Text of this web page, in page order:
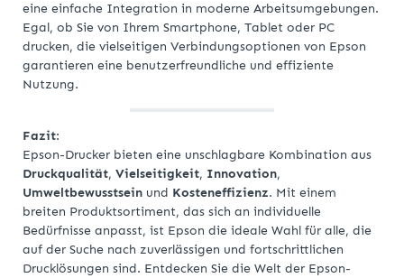
eine einfache Integration in moderne Arbeitsumgebungen.
Egal, ob Sie von Ihrem Smartphone, Tablet oder PC
drucken, die vielseitigen Verbindungsoptionen von Epson
garantieren eine benutzerfreundliche und effiziente
Nutzung.
Fazit:
Epson-Drucker bieten eine unschlagbare Kombination aus
Druckqualität, Vielseitigkeit, Innovation,
Umweltbewusstsein und Kosteneffizienz. Mit einem
breiten Produktsortiment, das sich an individuelle
Bedürfnisse anpasst, ist Epson die ideale Wahl für alle, die
auf der Suche nach zuverlässigen und fortschrittlichen
Drucklösungen sind. Entdecken Sie die Welt der Epson-